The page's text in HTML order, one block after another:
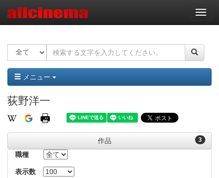
ナ
ビ
ー
ョ
ン
メニュー
荻野洋一
3
作品
職種
表示数